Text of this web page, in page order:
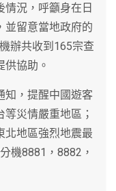
況，呼籲身在日
並留意當地政府的
辦共收到165宗查
協助。
知，提醒中國遊客
災情嚴重地區；
北地區強烈地震最
機8881，8882，